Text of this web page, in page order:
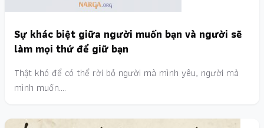
Sự khác biệt giữa người muốn bạn và người sẽ
làm mọi thứ để giữ bạn
Thật khó để có thể rời bỏ người mà mình yêu, người mà
mình muốn.…